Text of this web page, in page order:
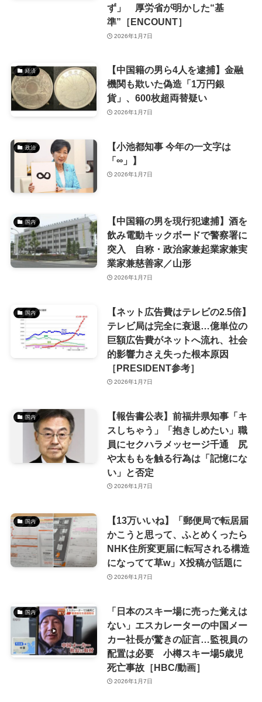
ず」 厚労省が明かした“基
準”［ENCOUNT］
2026年1月7日
経済
【中国籍の男ら4人を逮捕】金融
機関も欺いた偽造「1万円銀
貨」、600枚超両替疑い
2026年1月7日
政治
【小池都知事 今年の一文字は
「∞」】
2026年1月7日
国内
【中国籍の男を現行犯逮捕】酒を
飲み電動キックボードで警察署に
突入 自称・政治家兼起業家兼実
業家兼慈善家／山形
2026年1月7日
国内
【ネット広告費はテレビの2.5倍】
テレビ局は完全に衰退…億単位の
巨額広告費がネットへ流れ、社会
的影響力さえ失った根本原因
［PRESIDENT参考］
2026年1月7日
国内
【報告書公表】前福井県知事「キ
スしちゃう」「抱きしめたい」職
員にセクハラメッセージ千通 尻
や太ももを触る行為は「記憶にな
い」と否定
2026年1月7日
国内
【13万いいね】「郵便局で転居届
かこうと思って、ふとめくったら
NHK住所変更届に転写される構造
になってて草w」X投稿が話題に
2026年1月7日
国内
「日本のスキー場に売った覚えは
ない」エスカレーターの中国メー
カー社長が驚きの証言…監視員の
配置は必要 小樽スキー場5歳児
死亡事故［HBC/動画］
2026年1月7日